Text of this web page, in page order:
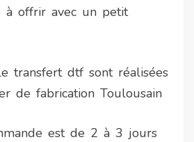
à offrir avec un petit
transfert dtf sont réalisées
de fabrication Toulousain
est de 2 à 3 jours